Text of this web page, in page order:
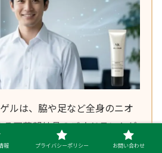
ルは、脇や足など全身のニオ
医薬部外品のデオドラントゲ
つきにくく無香料なので、毎日
報 プライバシーポリシー お問い合わせ